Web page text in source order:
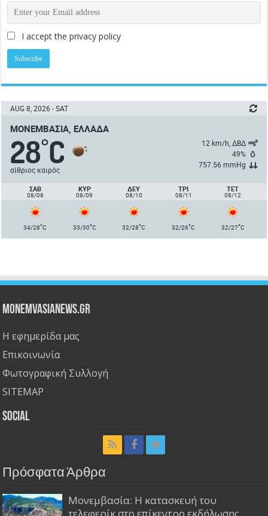
I accept the privacy policy
AUG 8, 2026 - SAT
ΜΟΝΕΜΒΑΣΙΆ, ΕΛΛΆΔΑ
28°C
αίθριος καιρός
12 km/h, ΔΒΔ
49%
757.56 mmHg
ΣΑΒ
08/08
ΚΥΡ
08/09
ΔΕΥ
08/10
ΤΡΙ
08/11
ΤΕΤ
08/12
34/28°C 33/30°C 32/28°C 32/26°C 32/27°C
Monemvasianews.gr
Η εφημερίδα μας
Επικοινωνία
Φωτογραφική Συλλογή
SITEMAP
Social
Πρόσφατα Άρθρα
Μονεμβασία: Η κατασκευή του
τελεφερίκ στο επίκεντρο εκδήλωσης